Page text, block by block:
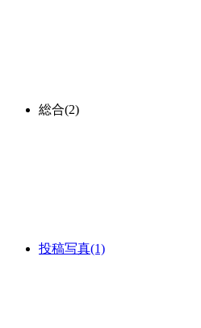
総合(2)
投稿写真(1)